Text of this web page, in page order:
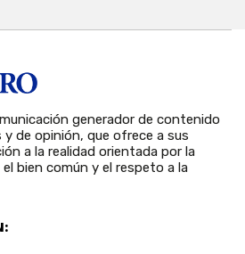
generador de contenido
de opinión, que ofrece a sus
a la realidad orientada por la
bien común y el respeto a la